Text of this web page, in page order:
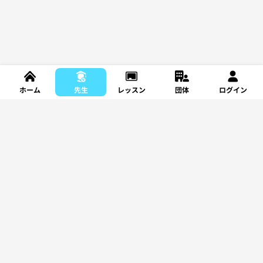
ホーム 先生 レッスン 団体 ログイン